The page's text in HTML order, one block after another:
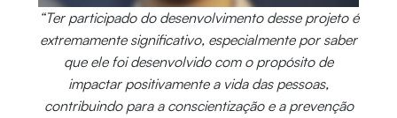
“Ter participado do desenvolvimento desse projeto é
extremamente significativo, especialmente por saber
que ele foi desenvolvido com o propósito de
impactar positivamente a vida das pessoas,
contribuindo para a conscientização e a prevenção